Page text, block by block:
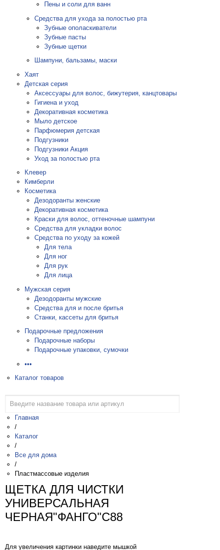
Пены и соли для ванн
Средства для ухода за полостью рта
Зубные ополаскиватели
Зубные пасты
Зубные щетки
Шампуни, бальзамы, маски
Хаят
Детская серия
Аксессуары для волос, бижутерия, канцтовары
Гигиена и уход
Декоративная косметика
Мыло детское
Парфюмерия детская
Подгузники
Подгузники Акция
Уход за полостью рта
Клевер
Кимберли
Косметика
Дезодоранты женские
Декоративная косметика
Краски для волос, оттеночные шампуни
Средства для укладки волос
Средства по уходу за кожей
Для тела
Для ног
Для рук
Для лица
Мужская серия
Дезодоранты мужские
Средства для и после бритья
Станки, кассеты для бритья
Подарочные предложения
Подарочные наборы
Подарочные упаковки, сумочки
•••
Каталог товаров
Главная
/
Каталог
/
Все для дома
/
Пластмассовые изделия
ЩЕТКА ДЛЯ ЧИСТКИ
УНИВЕРСАЛЬНАЯ
ЧЕРНАЯ"ФАНГО"С88
Для увеличения картинки наведите мышкой